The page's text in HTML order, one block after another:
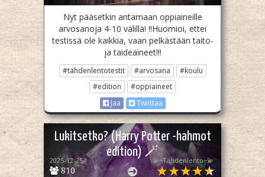
Nyt pääsetkin antamaan oppiaineille
arvosanoja 4-10 välillä! ‼️Huomioi, ettei
testissä ole kaikkia, vaan pelkästään taito-
ja taideaineet!‼️
#tähdenlentotestit #arvosana
#koulu
#edition
#oppiaineet
Jaa
Twiittaa
Lukitsetko? (Harry Potter -hahmot
edition) 🪄
810
2025-12-25 💫~Tähdenlento~💫